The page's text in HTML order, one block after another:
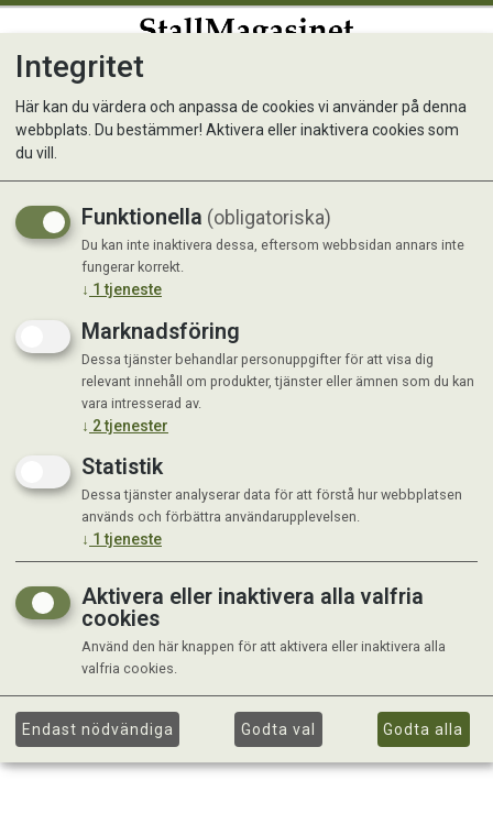
Kunde inte hitta produkten
Integritet
Här kan du värdera och anpassa de cookies vi använder på denna
webbplats. Du bestämmer! Aktivera eller inaktivera cookies som
du vill.
Funktionella (obligatoriska)
Du kan inte inaktivera dessa, eftersom webbsidan annars inte
fungerar korrekt.
↓ 1 tjeneste
Marknadsföring
Dessa tjänster behandlar personuppgifter för att visa dig
relevant innehåll om produkter, tjänster eller ämnen som du kan
vara intresserad av.
↓ 2tjenester
Statistik
Dessa tjänster analyserar data för att förstå hur webbplatsen
används och förbättra användarupplevelsen.
↓ 1 tjeneste
Aktivera eller inaktivera alla valfria
cookies
Använd den här knappen för att aktivera eller inaktivera alla
valfria cookies.
Endast nödvändiga Godta val Godta alla